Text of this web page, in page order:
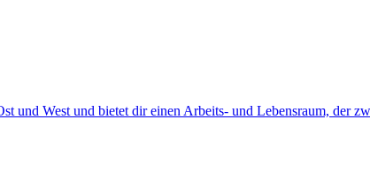
West und bietet dir einen Arbeits- und Lebensraum, der